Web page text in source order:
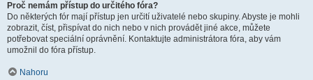
Proč nemám přístup do určitého fóra?
Do některých fór mají přístup jen určití uživatelé nebo skupiny. Abyste je mohli
zobrazit, číst, přispívat do nich nebo v nich provádět jiné akce, můžete
potřebovat speciální oprávnění. Kontaktujte administrátora fóra, aby vám
umožnil do fóra přístup.
Nahoru